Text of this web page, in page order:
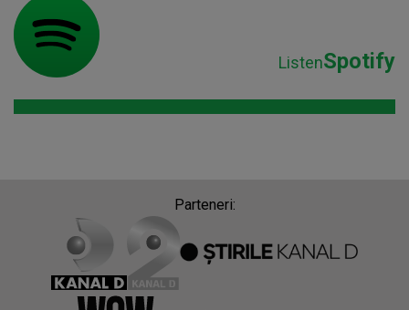
ListenSpotify
Parteneri: